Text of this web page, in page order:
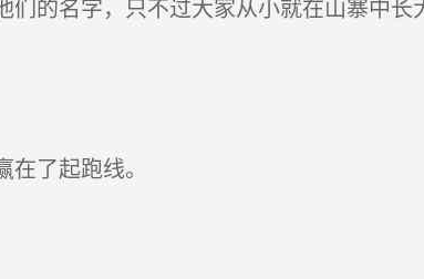
的名字，只不过大家从小就在山寨中长
了起跑线。